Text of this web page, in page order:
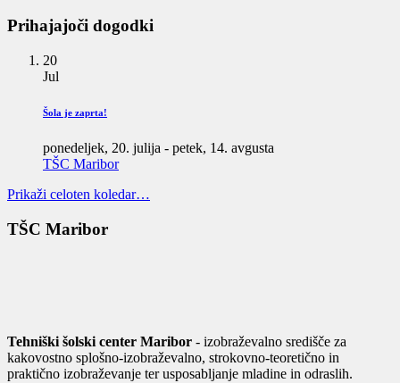
Prihajajoči dogodki
20
Jul
Šola je zaprta!
ponedeljek, 20. julija - petek, 14. avgusta
TŠC Maribor
Prikaži celoten koledar…
TŠC Maribor
Tehniški šolski center Maribor - izobraževalno središče za
kakovostno splošno-izobraževalno, strokovno-teoretično in
praktično izobraževanje ter usposabljanje mladine in odraslih.